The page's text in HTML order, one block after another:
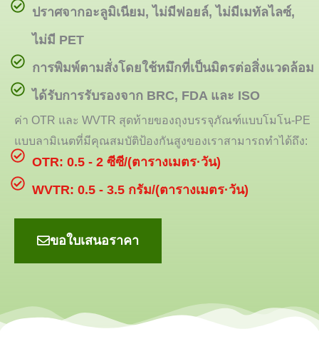
ปราศจากอะลูมิเนียม, ไม่มีฟอยล์, ไม่มีเมทัลไลซ์,
ไม่มี PET
การพิมพ์ตามสั่งโดยใช้หมึกที่เป็นมิตรต่อสิ่งแวดล้อม
ได้รับการรับรองจาก BRC, FDA และ ISO
ค่า OTR และ WVTR สุดท้ายของถุงบรรจุภัณฑ์แบบโมโน-PE
แบบลามิเนตที่มีคุณสมบัติป้องกันสูงของเราสามารถทำได้ถึง:
OTR: 0.5 - 2 ซีซี/(ตารางเมตร·วัน)
WVTR: 0.5 - 3.5 กรัม/(ตารางเมตร·วัน)
ขอใบเสนอราคา